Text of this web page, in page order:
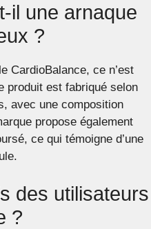
il une arnaque
?
CardioBalance, ce n’est
produit est fabriqué selon
avec une composition
propose également
ce qui témoigne d’une
des utilisateurs
?